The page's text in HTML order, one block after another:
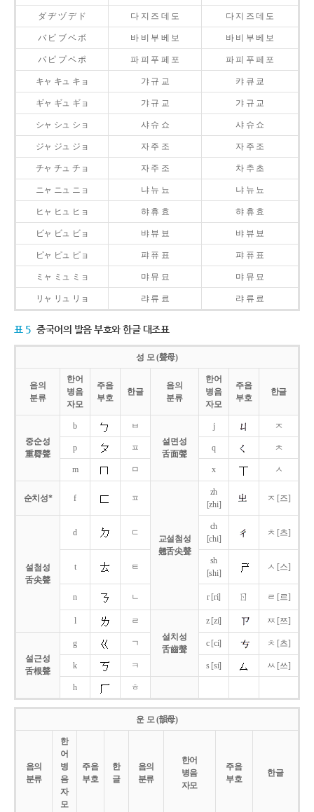
ダ ヂ ヅ デ ド 다 지 즈 데 도 다 지 즈 데 도
バ ビ ブ ベ ボ 바 비 부 베 보 바 비 부 베 보
パ ピ プ ペ ポ 파 피 푸 페 포 파 피 푸 페 포
キャ キュ キョ 갸 규 교 캬 큐 쿄
ギャ ギュ ギョ 갸 규 교 갸 규 교
シャ シュ ショ 샤 슈 쇼 샤 슈 쇼
ジャ ジュ ジョ 자 주 조 자 주 조
チャ チュ チョ 자 주 조 차 추 초
ニャ ニュ ニョ 냐 뉴 뇨 냐 뉴 뇨
ヒャ ヒュ ヒョ 햐 휴 효 햐 휴 효
ビャ ビュ ビョ 뱌 뷰 뵤 뱌 뷰 뵤
ピャ ピュ ピョ 퍄 퓨 표 퍄 퓨 표
ミャ ミュ ミョ 먀 뮤 묘 먀 뮤 묘
リャ リュ リョ 랴 류 료 랴 류 료
표 5 중국어의 발음 부호와 한글 대조표
성 모 (聲母)
음의
분류
한어
병음
자모
주음
부호
한글
음의
분류
한어
병음
자모
주음
부호
한글
중순성
重脣聲
b
ㅂ
설면성
舌面聲
j ㅈ
p ㅍ q ㅊ
m ㅁ x ㅅ
순치성* f ㅍ
교설첨성
翹舌尖聲
zh
[zhi]
ㅈ [즈]
설첨성
舌尖聲
d ㄷ
ch
[chi]
ㅊ [츠]
t ㅌ
sh
[shi]
ㅅ [스]
n ㄴ r [ri] ㄖ ㄹ [르]
l
ㄹ
설치성
舌齒聲
z [zi] ㅉ [쯔]
설근성
舌根聲
g ㄱ c [ci] ㅊ [츠]
k ㅋ s [si] ㅆ [쓰]
h ㅎ
운 모 (韻母)
음의
분류
한
어
병
음
자
모
주음
부호
한
글
음의
분류
한어
병음
자모
주음
부호
한글